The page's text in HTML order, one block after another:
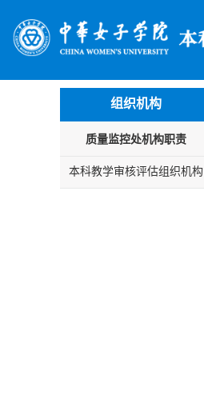
组织机构
质量监控处机构职责
本科教学审核评估组织机构